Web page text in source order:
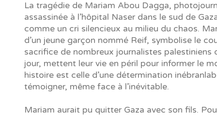
La tragédie de Mariam Abou Dagga,
assassinée à l’hôpital Naser dans le sud de
comme un cri silencieux au milieu du chaos.
d’un jeune garçon nommé Reif, symbolise le
sacrifice de nombreux journalistes palestiniens
jour, mettent leur vie en péril pour informer le
histoire est celle d’une détermination
témoigner, même face à l’inévitable.
Mariam aurait pu quitter Gaza avec son fils.